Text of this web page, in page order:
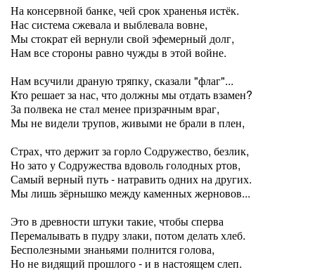
На консервной банке, чей срок храненья истёк.
Нас система сжевала и выблевала вовне,
Мы стократ ей вернули свой эфемерный долг,
Нам все стороны равно чужды в этой войне.
Нам всучили драную тряпку, сказали "флаг"...
Кто решает за нас, что должны мы отдать взамен?
За полвека не стал менее призрачным враг,
Мы не видели трупов, живыми не брали в плен,
Страх, что держит за горло Содружество, безлик,
Но зато у Содружества вдоволь голодных ртов,
Самый верный путь - натравить одних на других.
Мы лишь зёрнышко между каменных жерновов...
Это в древности штуки такие, чтобы сперва
Перемалывать в пудру злаки, потом делать хлеб.
Бесполезными знаньями полнится голова,
Но не видящий прошлого - и в настоящем слеп.